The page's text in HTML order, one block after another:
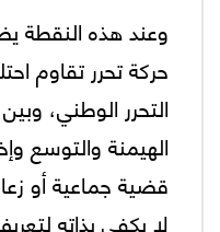
وعند هذه النقطة
حركة تحرر تقاوم
التحرر الوطني،
الهيمنة والتوسع
قضية جماعية أو
لا يكفي بذاته